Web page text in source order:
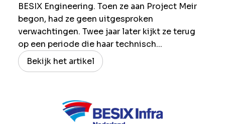
BESIX Engineering. Toen ze aan Project Meir
begon, had ze geen uitgesproken
verwachtingen. Twee jaar later kijkt ze terug
op een periode die haar technisch...
Bekijk het artikel